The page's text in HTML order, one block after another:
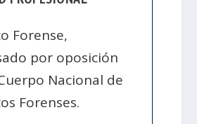
Forense,
por oposición
Nacional de
Forenses.